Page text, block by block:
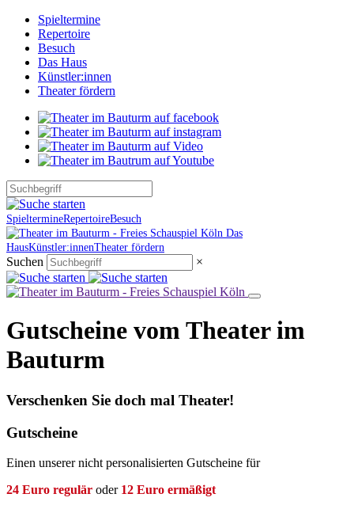
Spieltermine
Repertoire
Besuch
Das Haus
Künstler:innen
Theater fördern
SpieltermineRepertoireBesuch
Das
HausKünstler:innenTheater fördern
Suchen ×
Gutscheine vom Theater im
Bauturm
Verschenken Sie doch mal Theater!
Gutscheine
Einen unserer nicht personalisierten Gutscheine für
24 Euro regulär oder 12 Euro ermäßigt